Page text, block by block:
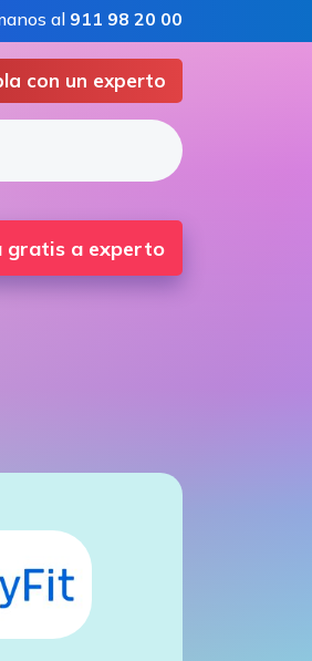
al 911 98 20 00
con un experto
gratis a experto